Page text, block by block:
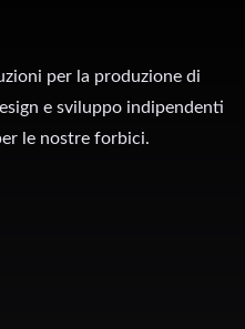
per la produzione di
e sviluppo indipendenti
le nostre forbici.